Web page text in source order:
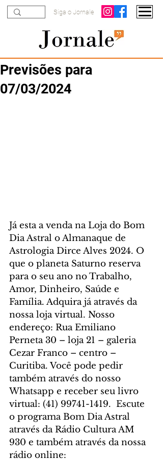
Siga o Jornale
Previsões para
07/03/2024
Já esta a venda na Loja do Bom
Dia Astral o Almanaque de
Astrologia Dirce Alves 2024. O
que o planeta Saturno reserva
para o seu ano no Trabalho,
Amor, Dinheiro, Saúde e
Família. Adquira já através da
nossa loja virtual. Nosso
endereço: Rua Emiliano
Perneta 30 – loja 21 – galeria
Cezar Franco – centro –
Curitiba. Você pode pedir
também através do nosso
Whatsapp e receber seu livro
virtual: (41) 99741-1419.  Escute
o programa Bom Dia Astral
através da Rádio Cultura AM
930 e também através da nossa
rádio online: